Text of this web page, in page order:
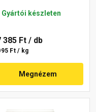
D 25 kg
Gyártói készleten
385 Ft / db
Ft / kg
Megnézem